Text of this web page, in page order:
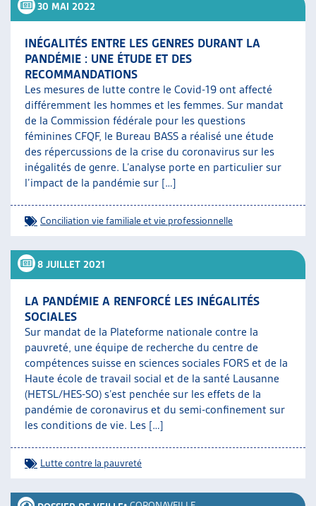
30 MAI 2022
INÉGALITÉS ENTRE LES GENRES DURANT LA
PANDÉMIE : UNE ÉTUDE ET DES
RECOMMANDATIONS
Les mesures de lutte contre le Covid-19 ont affecté
différemment les hommes et les femmes. Sur mandat
de la Commission fédérale pour les questions
féminines CFQF, le Bureau BASS a réalisé une étude
des répercussions de la crise du coronavirus sur les
inégalités de genre. L’analyse porte en particulier sur
l’impact de la pandémie sur […]
Conciliation vie familiale et vie professionnelle
8 JUILLET 2021
LA PANDÉMIE A RENFORCÉ LES INÉGALITÉS
SOCIALES
Sur mandat de la Plateforme nationale contre la
pauvreté, une équipe de recherche du centre de
compétences suisse en sciences sociales FORS et de la
Haute école de travail social et de la santé Lausanne
(HETSL/HES-SO) s’est penchée sur les effets de la
pandémie de coronavirus et du semi-confinement sur
les conditions de vie. Les […]
Lutte contre la pauvreté